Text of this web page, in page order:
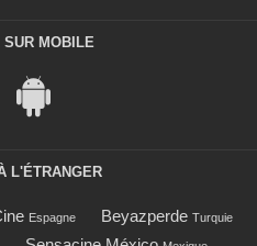
MOBILE
L'ÉTRANGER
Espagne Beyazperde Turquie